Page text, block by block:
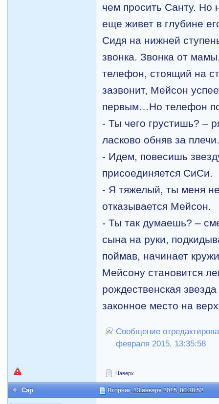
чем просить Санту. Но
еще живет в глубине
Сидя на нижней
звонка. Звонка от
телефон, стоящий на
зазвонит, Мейсон
первым…Но телефон
- Ты чего грустишь? –
ласково обняв за
- Идем, повесишь
присоединяется СиСи.
- Я тяжелый, ты меня
отказывается Мейсон.
- Ты так думаешь? –
сына на руки,
поймав, начинает
Мейсону становится
рождественская
законное место на
Сообщение
февраля 2015, 13:35:58
Наверх
Cap Вторник, 13 января 2015, 00:38:52